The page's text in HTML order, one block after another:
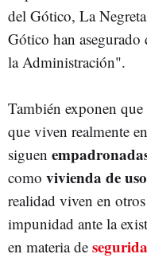
del Gótico, La
Gótico han asegurado
la Administración".
También exponen
que viven realmente
siguen
como vivienda de
realidad viven en
impunidad ante la
en materia de